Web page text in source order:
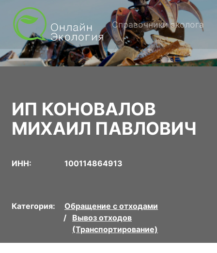
Справочники эколога
ИП КОНОВАЛОВ
МИХАИЛ ПАВЛОВИЧ
ИНН: 100114864913
Категория:
Обращение с отходами
Вывоз отходов
(Транспортирование)